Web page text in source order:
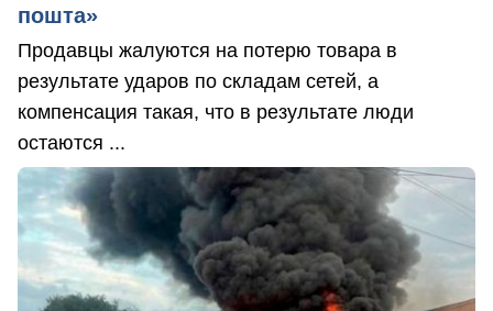
пошта»
Продавцы жалуются на потерю товара в
результате ударов по складам сетей, а
компенсация такая, что в результате люди
остаются ...